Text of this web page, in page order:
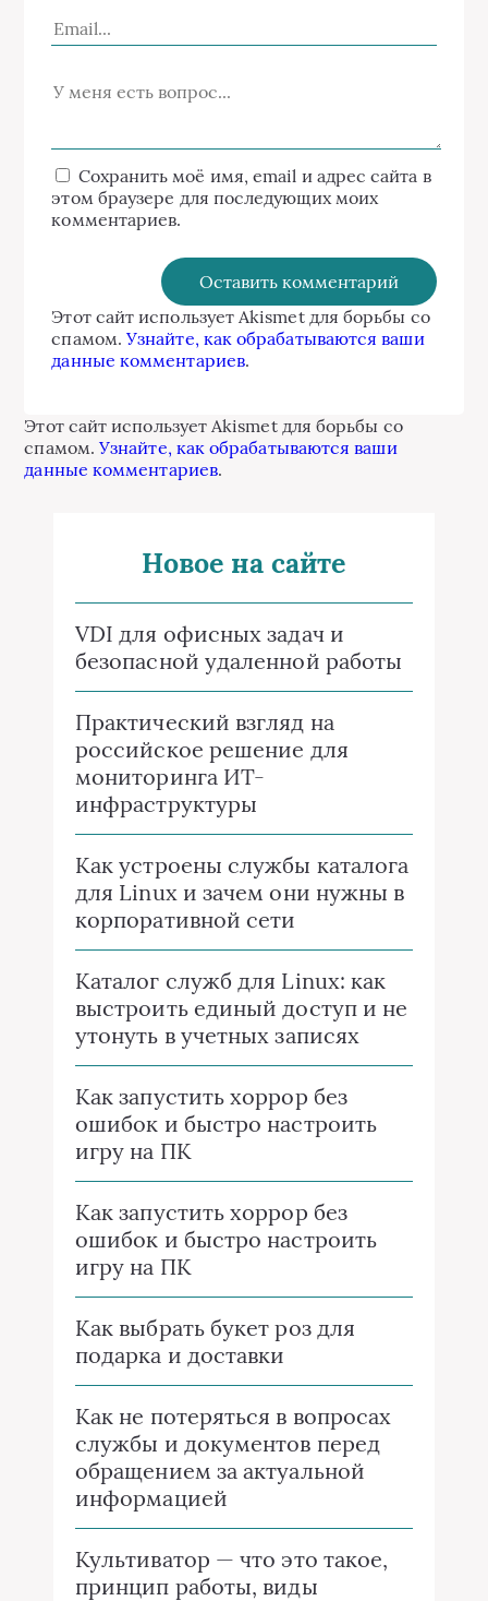
Сохранить моё имя, email и адрес сайта в
этом браузере для последующих моих
комментариев.
Этот сайт использует Akismet для борьбы со
спамом.Узнайте, как обрабатываются ваши
данные комментариев.
Этот сайт использует Akismet для борьбы со
спамом.Узнайте, как обрабатываются ваши
данные комментариев.
Новое на сайте
VDI для офисных задач и
безопасной удаленной работы
Практический взгляд на
российское решение для
мониторинга ИТ-
инфраструктуры
Как устроены службы каталога
для Linux и зачем они нужны в
корпоративной сети
Каталог служб для Linux: как
выстроить единый доступ и не
утонуть в учетных записях
Как запустить хоррор без
ошибок и быстро настроить
игру на ПК
Как запустить хоррор без
ошибок и быстро настроить
игру на ПК
Как выбрать букет роз для
подарка и доставки
Как не потеряться в вопросах
службы и документов перед
обращением за актуальной
информацией
Культиватор — что это такое,
принцип работы, виды